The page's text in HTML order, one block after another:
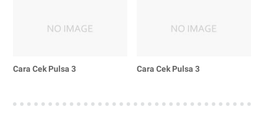
Cara Cek Pulsa 3 Cara Cek Pulsa 3